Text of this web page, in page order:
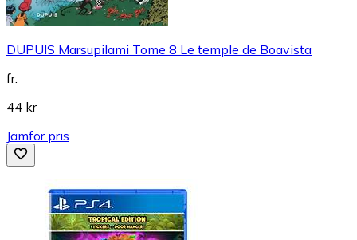
DUPUIS Marsupilami Tome 8 Le temple de Boavista
fr.
44 kr
Jämför pris